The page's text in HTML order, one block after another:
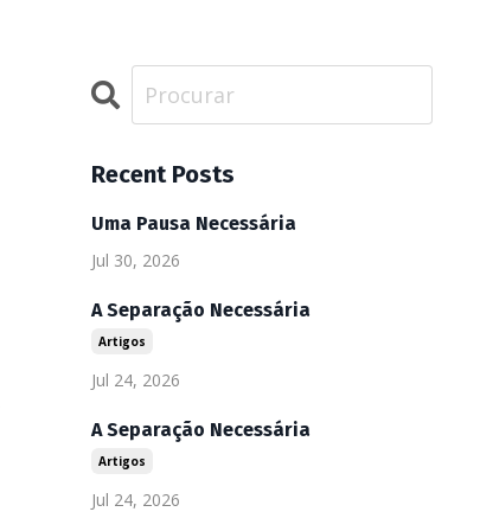
Recent Posts
Uma Pausa Necessária
Jul 30, 2026
A Separação Necessária
Artigos
Jul 24, 2026
A Separação Necessária
Artigos
Jul 24, 2026